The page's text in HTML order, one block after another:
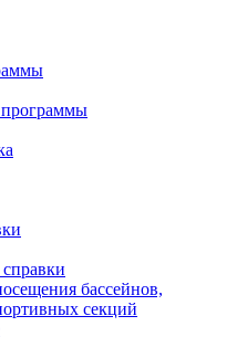
бассейнов,
секций